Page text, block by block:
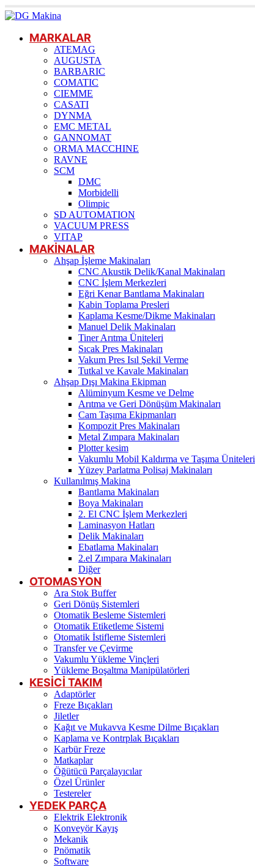
MARKALAR
ATEMAG
AUGUSTA
BARBARIC
COMATIC
CIEMME
CASATI
DYNMA
EMC METAL
GANNOMAT
ORMA MACCHINE
RAVNE
SCM
DMC
Morbidelli
Olimpic
SD AUTOMATION
VACUUM PRESS
VITAP
MAKİNALAR
Ahşap İşleme Makinaları
CNC Akustik Delik/Kanal Makinaları
CNC İşlem Merkezleri
Eğri Kenar Bantlama Makinaları
Kabin Toplama Presleri
Kaplama Kesme/Dikme Makinaları
Manuel Delik Makinaları
Tiner Arıtma Üniteleri
Sıcak Pres Makinaları
Vakum Pres Isıl Şekil Verme
Tutkal ve Kavale Makinaları
Ahşap Dışı Makina Ekipman
Alüminyum Kesme ve Delme
Arıtma ve Geri Dönüşüm Makinaları
Cam Taşıma Ekipmanları
Kompozit Pres Makinaları
Metal Zımpara Makinaları
Plotter kesim
Vakumlu Mobil Kaldırma ve Taşıma Üniteleri
Yüzey Parlatma Polisaj Makinaları
Kullanılmış Makina
Bantlama Makinaları
Boya Makinaları
2. El CNC İşlem Merkezleri
Laminasyon Hatları
Delik Makinaları
Ebatlama Makinaları
2.el Zımpara Makinaları
Diğer
OTOMASYON
Ara Stok Buffer
Geri Dönüş Sistemleri
Otomatik Besleme Sistemleri
Otomatik Etiketleme Sistemi
Otomatik İstifleme Sistemleri
Transfer ve Çevirme
Vakumlu Yükleme Vinçleri
Yükleme Boşaltma Manipülatörleri
KESİCİ TAKIM
Adaptörler
Freze Bıçakları
Jiletler
Kağıt ve Mukavva Kesme Dilme Bıçakları
Kaplama ve Kontrplak Bıçakları
Karbür Freze
Matkaplar
Öğütücü Parçalayıcılar
Özel Ürünler
Testereler
YEDEK PARÇA
Elektrik Elektronik
Konveyör Kayış
Mekanik
Pnömatik
Software